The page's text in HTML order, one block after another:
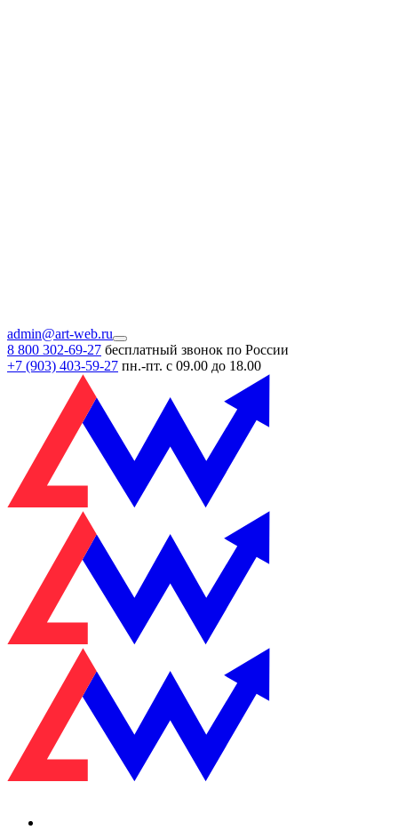
admin@art-web.ru
8 800 302-69-27 бесплатный звонок по России
+7 (903) 403-59-27 пн.-пт. с 09.00 до 18.00